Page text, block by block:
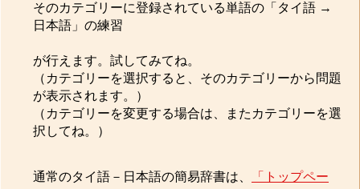
そのカテゴリーに登録されている単語の「タイ語 →
日本語」の練習
が行えます。試してみてね。
（カテゴリーを選択すると、そのカテゴリーから問題
が表示されます。）
（カテゴリーを変更する場合は、またカテゴリーを選
択してね。）
通常のタイ語－日本語の簡易辞書は、
「トップペー